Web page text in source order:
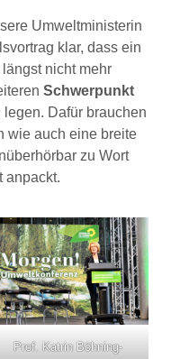
Umweltministerin
klar, dass ein
nicht mehr
Schwerpunkt
legen. Dafür brauchen
wie auch eine breite
zu Wort
anpackt.
Prof. Katrin Böhning-